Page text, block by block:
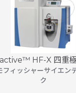
HF-X 四重
フィッシャーサイエン
ク